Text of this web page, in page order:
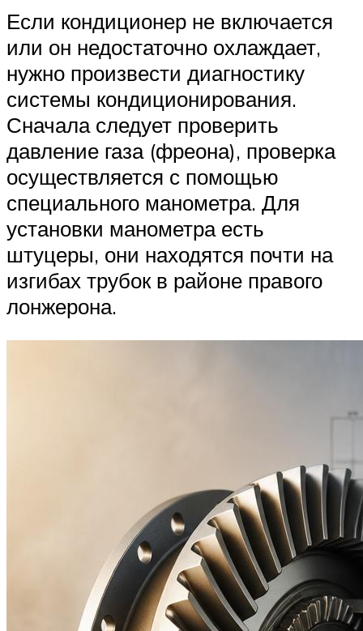
Если кондиционер не включается
или он недостаточно охлаждает,
нужно произвести диагностику
системы кондиционирования.
Сначала следует проверить
давление газа (фреона), проверка
осуществляется с помощью
специального манометра. Для
установки манометра есть
штуцеры, они находятся почти на
изгибах трубок в районе правого
лонжерона.